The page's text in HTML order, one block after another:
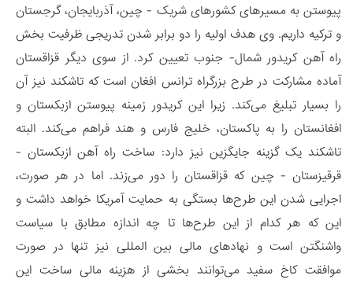
پیوستن به مسیرهای کشورهای شریک - چین، آذربایجان، گرجستان
و ترکیه داریم. وی هدف اولیه را دو برابر شدن تدریجی ظرفیت بخش
راه آهن کریدور شمال- جنوب تعیین کرد. از سوی دیگر قزاقستان
آماده مشارکت در طرح بزرگراه ترانس افغان است که تاشکند نیز آن
را بسیار تبلیغ می‌کند. زیرا این کریدور زمینه پیوستن ازبکستان و
افغانستان را به پاکستان، خلیج فارس و هند فراهم می‌کند. البته
تاشکند یک گزینه جایگزین نیز دارد: ساخت راه آهن ازبکستان -
قرقیزستان - چین که قزاقستان را دور می‌زند. اما در هر صورت،
اجرایی شدن این طرح‌ها بستگی به حمایت آمریکا خواهد داشت و
این که هر کدام از این طرح‌ها تا چه اندازه مطابق با سیاست
واشنگتن است و نهادهای مالی بین المللی نیز تنها در صورت
موافقت کاخ سفید می‌توانند بخشی از هزینه مالی ساخت این